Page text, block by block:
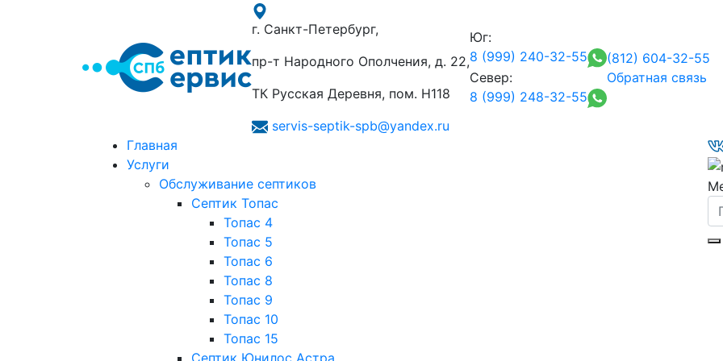
г. Санкт-Петербург,
пр-т Народного Ополчения, д. 22,
ТК Русская Деревня, пом. Н118
servis-septik-spb@yandex.ru
Юг:
8 (999) 240-32-55
Север:
8 (999) 248-32-55
(812) 604-32-55
Обратная связь
Главная
Услуги
Обслуживание септиков
Септик Топас
Топас 4
Топас 5
Топас 6
Топас 8
Топас 9
Топас 10
Топас 15